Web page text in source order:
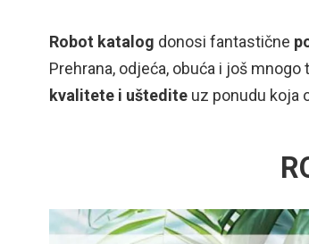
Robot katalog donosi fantastične
Prehrana, odjeća, obuća i još mnogo
kvalitete i uštedite uz ponudu koja